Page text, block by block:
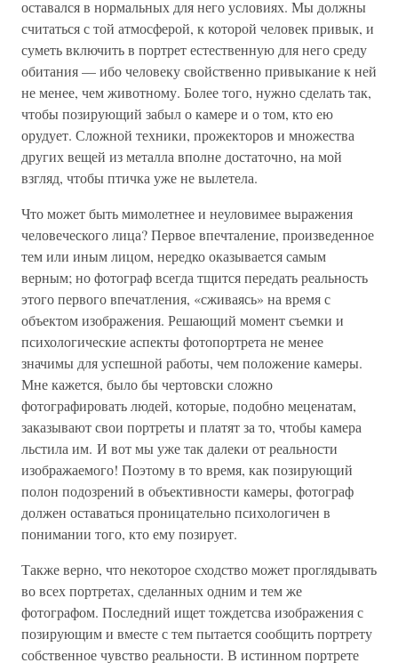
оставался в нормальных для него условиях. Мы должны
считаться с той атмосферой, к которой человек привык, и
суметь включить в портрет естественную для него среду
обитания — ибо человеку свойственно привыкание к ней
не менее, чем животному. Более того, нужно сделать так,
чтобы позирующий забыл о камере и о том, кто ею
орудует. Сложной техники, прожекторов и множества
других вещей из металла вполне достаточно, на мой
взгляд, чтобы птичка уже не вылетела.
Что может быть мимолетнее и неуловимее выражения
человеческого лица? Первое впечталение, произведенное
тем или иным лицом, нередко оказывается самым
верным; но фотограф всегда тщится передать реальность
этого первого впечатления, «сживаясь» на время с
объектом изображения. Решающий момент съемки и
психологические аспекты фотопортрета не менее
значимы для успешной работы, чем положение камеры.
Мне кажется, было бы чертовски сложно
фотографировать людей, которые, подобно меценатам,
заказывают свои портреты и платят за то, чтобы камера
льстила им. И вот мы уже так далеки от реальности
изображаемого! Поэтому в то время, как позирующий
полон подозрений в объективности камеры, фотограф
должен оставаться проницательно психологичен в
понимании того, кто ему позирует.
Также верно, что некоторое сходство может проглядывать
во всех портретах, сделанных одним и тем же
фотографом. Последний ищет тождетсва изображения с
позирующим и вместе с тем пытается сообщить портрету
собственное чувство реальности. В истинном портрете